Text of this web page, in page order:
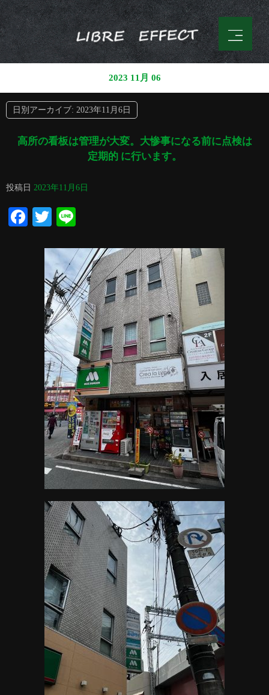
2023 11月 06
日別アーカイブ: 2023年11月6日
高所の看板は管理が大変。大惨事になる前に点検は
定期的 に行います。
投稿日 2023年11月6日
Facebook
Twitter